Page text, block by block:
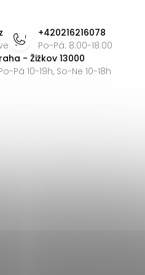
a
c
í
+420216216078
Po-Pá: 8:00-18:00
- Žižkov 13000
Pá 10-19h, So-Ne 10-18h